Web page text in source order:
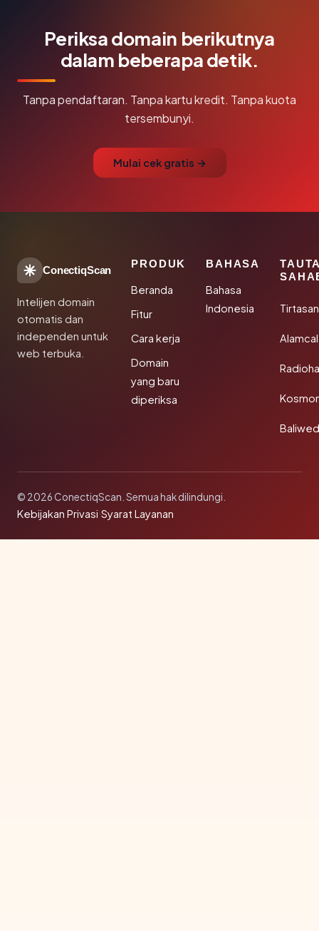
Periksa domain berikutnya
dalam beberapa detik.
Tanpa pendaftaran. Tanpa kartu kredit. Tanpa kuota
tersembunyi.
Mulai cek gratis →
ConectiqScan
Intelijen domain
otomatis dan
independen untuk
web terbuka.
PRODUK
Beranda
Fitur
Cara kerja
Domain
yang baru
diperiksa
BAHASA
Bahasa
Indonesia
© 2026 ConectiqScan. Semua hak dilindungi.
Kebijakan Privasi·Syarat Layanan